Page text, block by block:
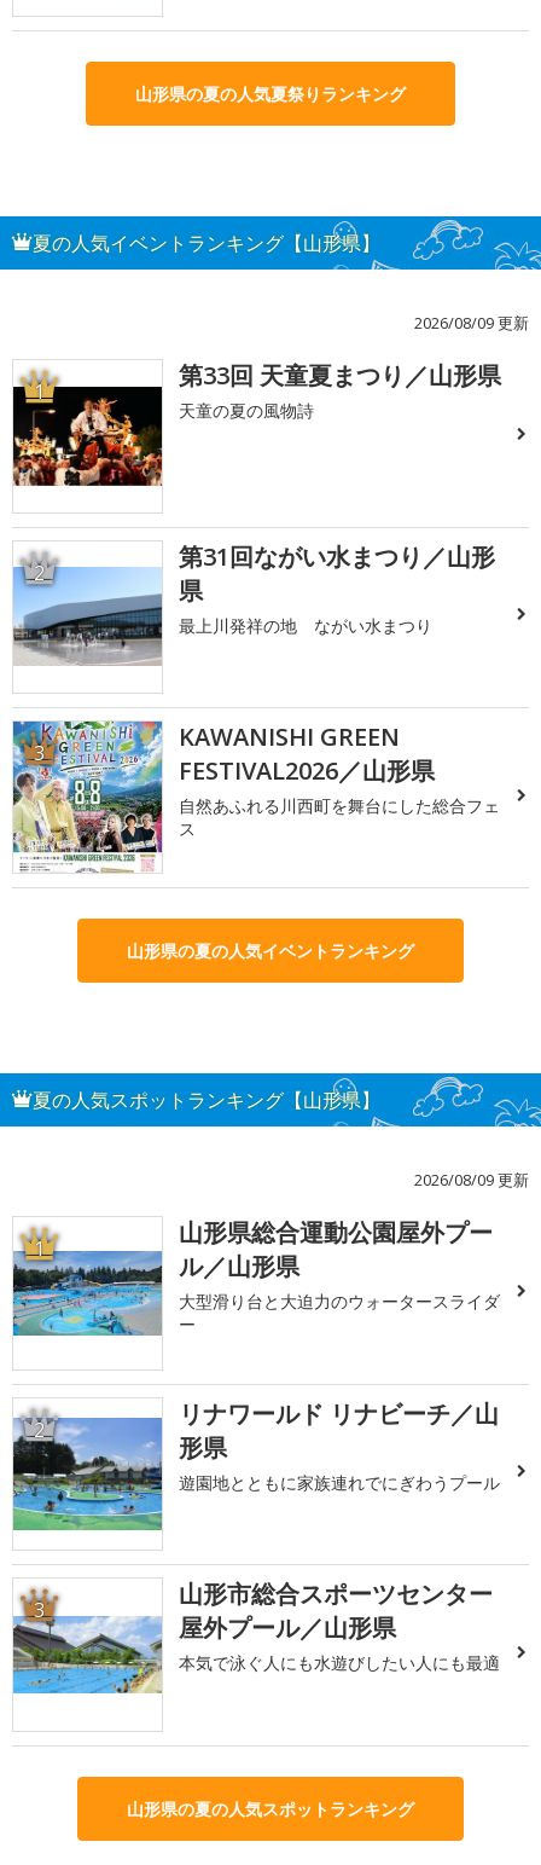
山形県の夏の人気夏祭りランキング
夏の人気イベントランキング【山形県】
2026/08/09 更新
1 第33回 天童夏まつり／山形県
天童の夏の風物詩
2
第31回ながい水まつり／山形
県
最上川発祥の地 ながい水まつり
3
KAWANISHI GREEN
FESTIVAL2026／山形県
自然あふれる川西町を舞台にした総合フェ
ス
山形県の夏の人気イベントランキング
夏の人気スポットランキング【山形県】
2026/08/09 更新
1
山形県総合運動公園屋外プー
ル／山形県
大型滑り台と大迫力のウォータースライダ
ー
2
リナワールド リナビーチ／山
形県
遊園地とともに家族連れでにぎわうプール
3
山形市総合スポーツセンター
屋外プール／山形県
本気で泳ぐ人にも水遊びしたい人にも最適
山形県の夏の人気スポットランキング